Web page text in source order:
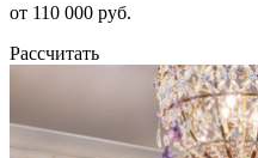
от 110 000 руб.
Рассчитать